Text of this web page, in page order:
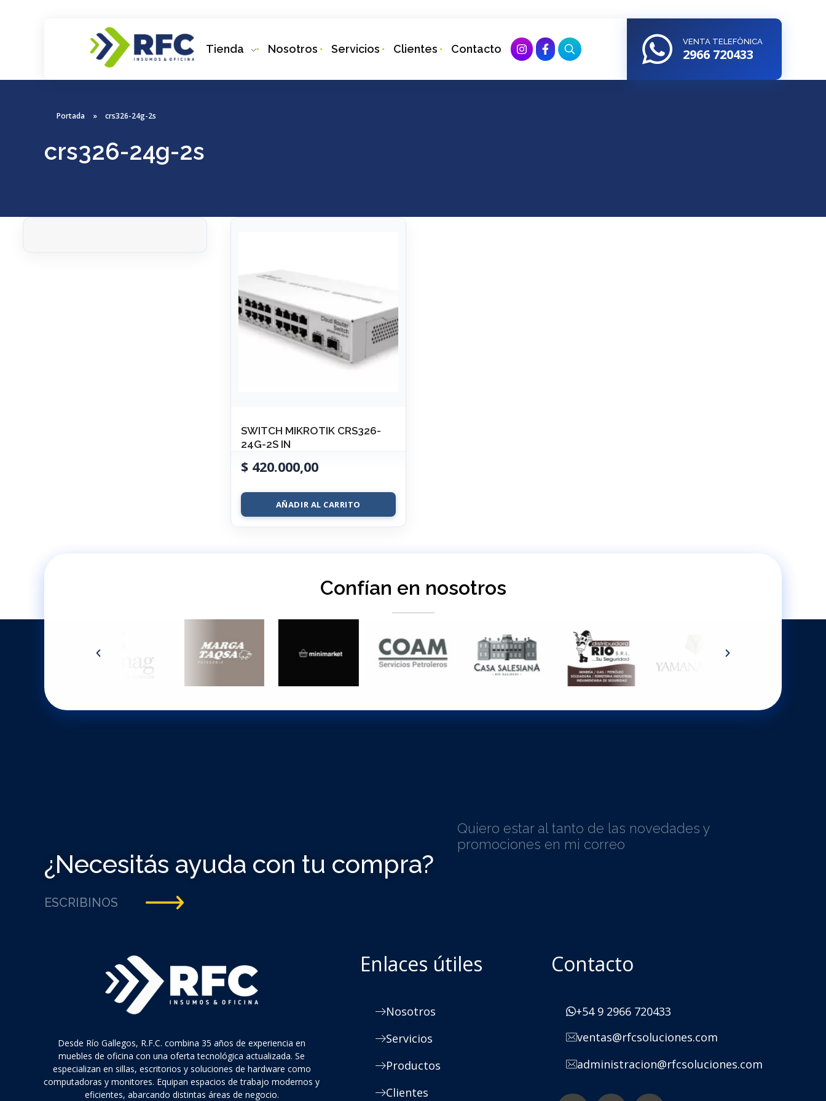
Tienda Nosotros Servicios Clientes Contacto
VENTA TELEFÒNICA
2966 720433
Portada » crs326-24g-2s
crs326-24g-2s
SWITCH MIKROTIK CRS326-
24G-2S IN
$ 420.000,00
AÑADIR AL CARRITO
Confían en nosotros
¿Necesitás ayuda con tu compra?
ESCRIBINOS
Quiero estar al tanto de las novedades y
promociones en mi correo
Desde Río Gallegos, R.F.C. combina 35 años de experiencia en
muebles de oficina con una oferta tecnológica actualizada. Se
especializan en sillas, escritorios y soluciones de hardware como
computadoras y monitores. Equipan espacios de trabajo modernos y
eficientes, abarcando distintas áreas de negocio.
Enlaces útiles
Nosotros
Servicios
Productos
Clientes
Contacto
+54 9 2966 720433
ventas@rfcsoluciones.com
administracion@rfcsoluciones.com